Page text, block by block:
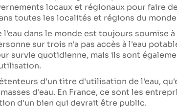
locaux et régionaux pour faire
toutes les localités et régions du
l'eau dans le monde est toujours soumise
sur trois n'a pas accès à l'eau
survie quotidienne, mais ils sont
d'un titre d'utilisation de l'eau,
d'eau. En France, ce sont les
d'un bien qui devrait être public.